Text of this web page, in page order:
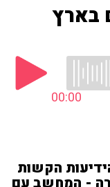
בארץ
00:00
הקשות